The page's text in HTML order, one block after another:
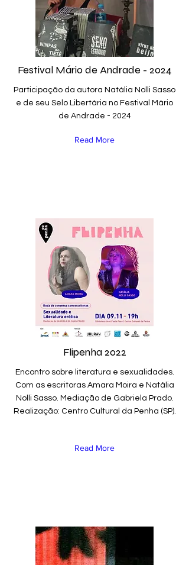
Festival Mário de Andrade - 2024
Participação da autora Natália Nolli Sasso
e de seu Selo Libertária no Festival Mário
de Andrade - 2024
Read More
Flipenha 2022
Encontro sobre literatura e sexualidades.
Com as escritoras Amara Moira e Natália
Nolli Sasso. Mediação de Gabriela Prado.
Realização: Centro Cultural da Penha (SP).
Read More